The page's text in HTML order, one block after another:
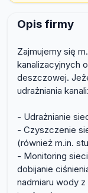
Opis firmy
Zajmujemy się
kanalizacyjnych
deszczowej.
udrażniania
- Udrażnianie
- Czyszczenie
(również m.in.
- Monitoring
dobijanie
nadmiaru wody z